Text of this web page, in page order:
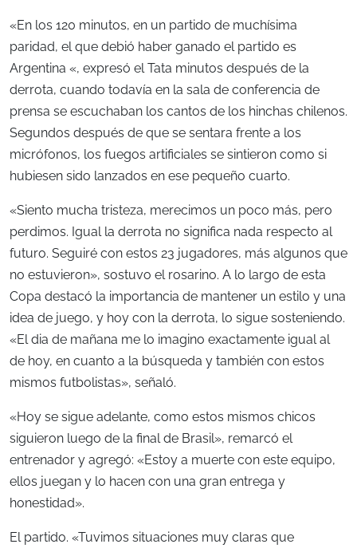
«En los 120 minutos, en un partido de muchísima
paridad, el que debió haber ganado el partido es
Argentina «, expresó el Tata minutos después de la
derrota, cuando todavía en la sala de conferencia de
prensa se escuchaban los cantos de los hinchas chilenos.
Segundos después de que se sentara frente a los
micrófonos, los fuegos artificiales se sintieron como si
hubiesen sido lanzados en ese pequeño cuarto.
«Siento mucha tristeza, merecimos un poco más, pero
perdimos. Igual la derrota no significa nada respecto al
futuro. Seguiré con estos 23 jugadores, más algunos que
no estuvieron», sostuvo el rosarino. A lo largo de esta
Copa destacó la importancia de mantener un estilo y una
idea de juego, y hoy con la derrota, lo sigue sosteniendo.
«El dia de mañana me lo imagino exactamente igual al
de hoy, en cuanto a la búsqueda y también con estos
mismos futbolistas», señaló.
«Hoy se sigue adelante, como estos mismos chicos
siguieron luego de la final de Brasil», remarcó el
entrenador y agregó: «Estoy a muerte con este equipo,
ellos juegan y lo hacen con una gran entrega y
honestidad».
El partido. «Tuvimos situaciones muy claras que